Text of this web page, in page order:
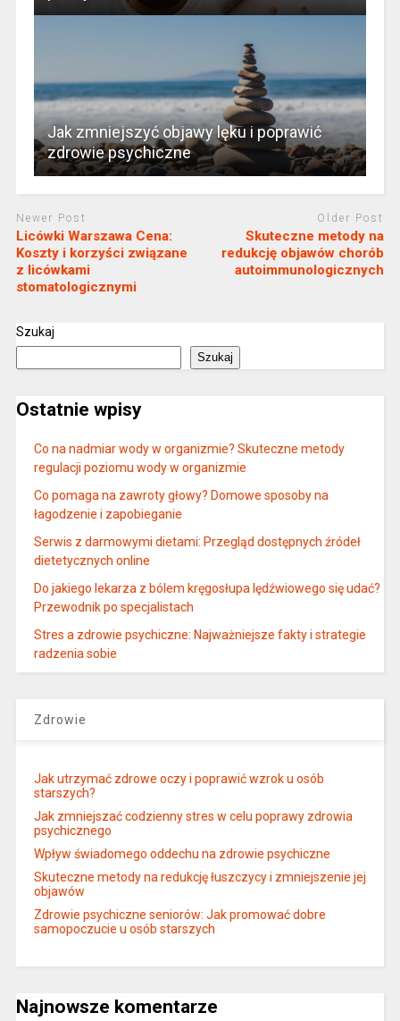
Jak zmniejszyć objawy lęku i poprawić
zdrowie psychiczne
Newer Post
Licówki Warszawa Cena:
Koszty i korzyści związane
z licówkami
stomatologicznymi
Older Post
Skuteczne metody na
redukcję objawów chorób
autoimmunologicznych
Szukaj
Szukaj
Ostatnie wpisy
Co na nadmiar wody w organizmie? Skuteczne metody
regulacji poziomu wody w organizmie
Co pomaga na zawroty głowy? Domowe sposoby na
łagodzenie i zapobieganie
Serwis z darmowymi dietami: Przegląd dostępnych źródeł
dietetycznych online
Do jakiego lekarza z bólem kręgosłupa lędźwiowego się udać?
Przewodnik po specjalistach
Stres a zdrowie psychiczne: Najważniejsze fakty i strategie
radzenia sobie
Zdrowie
Jak utrzymać zdrowe oczy i poprawić wzrok u osób
starszych?
Jak zmniejszać codzienny stres w celu poprawy zdrowia
psychicznego
Wpływ świadomego oddechu na zdrowie psychiczne
Skuteczne metody na redukcję łuszczycy i zmniejszenie jej
objawów
Zdrowie psychiczne seniorów: Jak promować dobre
samopoczucie u osób starszych
Najnowsze komentarze